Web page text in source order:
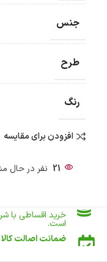
جنس
طرح
رنگ
افزودن برای مقایسه
21 نفر در حال
ارسال سریع و رایگان
سفارش‌های بیش
وجود دارد.
ضمانت اصالت کالا
گارانتی معتبر